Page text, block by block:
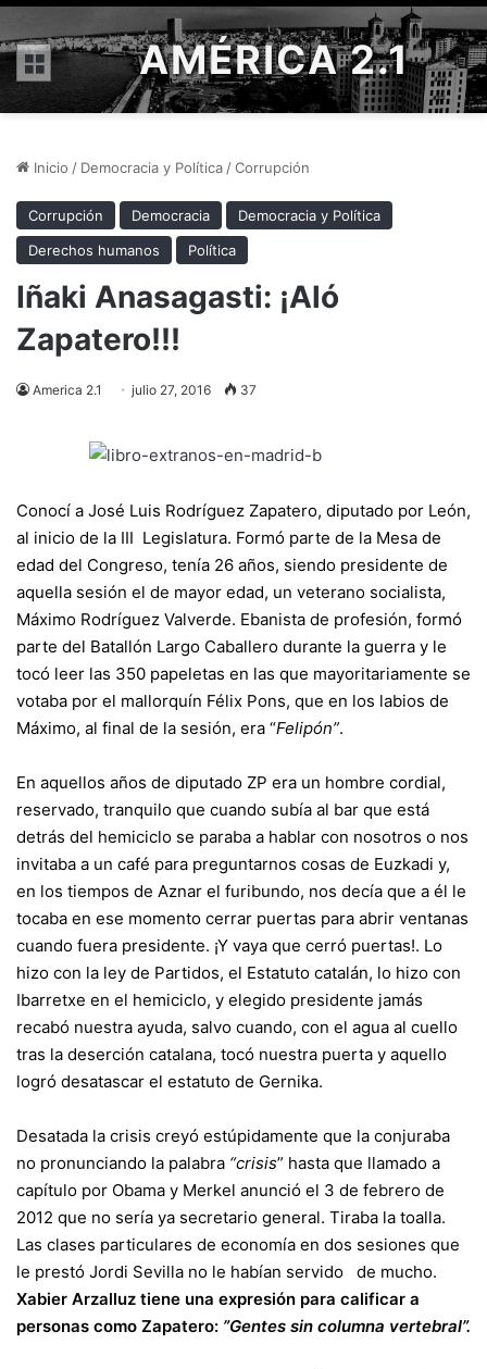
Menú AMÉRICA 2.1
Inicio / Democracia y Política /Corrupción
Corrupción Democracia
Democracia y Política
Derechos humanos
Política
Iñaki Anasagasti: ¡Aló
Zapatero!!!
America 2.1 julio 27, 2016 37
Conocí a José Luis Rodríguez Zapatero, diputado por León,
al inicio de la III Legislatura. Formó parte de la Mesa de
edad del Congreso, tenía 26 años, siendo presidente de
aquella sesión el de mayor edad, un veterano socialista,
Máximo Rodríguez Valverde. Ebanista de profesión, formó
parte del Batallón Largo Caballero durante la guerra y le
tocó leer las 350 papeletas en las que mayoritariamente se
votaba por el mallorquín Félix Pons, que en los labios de
Máximo, al final de la sesión, era “Felipón”.
En aquellos años de diputado ZP era un hombre cordial,
reservado, tranquilo que cuando subía al bar que está
detrás del hemiciclo se paraba a hablar con nosotros o nos
invitaba a un café para preguntarnos cosas de Euzkadi y,
en los tiempos de Aznar el furibundo, nos decía que a él le
tocaba en ese momento cerrar puertas para abrir ventanas
cuando fuera presidente. ¡Y vaya que cerró puertas!. Lo
hizo con la ley de Partidos, el Estatuto catalán, lo hizo con
Ibarretxe en el hemiciclo, y elegido presidente jamás
recabó nuestra ayuda, salvo cuando, con el agua al cuello
tras la deserción catalana, tocó nuestra puerta y aquello
logró desatascar el estatuto de Gernika.
Desatada la crisis creyó estúpidamente que la conjuraba
no pronunciando la palabra “crisis” hasta que llamado a
capítulo por Obama y Merkel anunció el 3 de febrero de
2012 que no sería ya secretario general. Tiraba la toalla.
Las clases particulares de economía en dos sesiones que
le prestó Jordi Sevilla no le habían servido de mucho.
Xabier Arzalluz tiene una expresión para calificar a
personas como Zapatero: ”Gentes sin columna vertebral”.